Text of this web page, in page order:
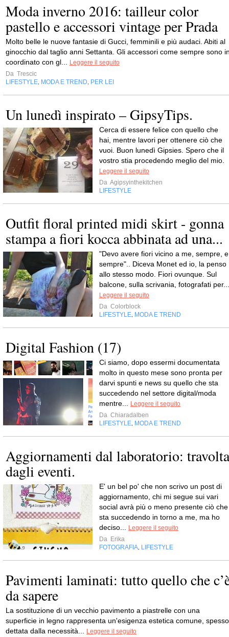
Moda inverno 2016: tailleur color
pastello e accessori vintage per Prada
Molto belle le nuove fantasie di Gucci, femminili e più audaci. Abiti al
ginocchio dal taglio anni Settanta. Gli accessori come sempre sono
coordinato con gl...
Leggere il seguito
Da Trescic
LIFESTYLE MODA E TREND PER LEI
Un lunedì inspirato – GipsyTips.
Cerca di essere felice con quello che
hai, mentre lavori per ottenere ciò che
vuoi. Buon lunedì Gipsies. Spero che il
vostro stia procedendo meglio del mio.
Leggere il seguito
Da Agipsyinthekitchen
LIFESTYLE
Outfit floral printed midi skirt - gonna
stampa a fiori kocca abbinata ad una...
"Devo avere fiori vicino a me, sempre, e
sempre".. Diceva Monet ed io, la penso
allo stesso modo. Fiori ovunque. Sul
balcone, sulla scrivania, fotografati per...
Leggere il seguito
Da Colorblock
LIFESTYLE MODA E TREND
Digital Fashion (17)
Ci siamo, dopo essermi documentata
molto in questo mese sono pronta per
darvi spunti e news su quello che sta
succedendo nel settore digital/moda
mentre...
Leggere il seguito
Da Chiaradalben
LIFESTYLE MODA E TREND
Aggiornamenti dal laboratorio: travolta
dagli eventi.
E' un bel po' che non scrivo un post di
aggiornamento, chi mi segue sui vari
social avrà più o meno presente ciò che
sta succedendo in torno a me, ma ho
deciso...
Leggere il seguito
Da Erika
FOTOGRAFIA LIFESTYLE
Pavimenti laminati: tutto quello che
da sapere
La sostituzione di un vecchio pavimento a piastrelle con una
superficie in legno rappresenta un'esigenza estetica comune, spesso
dettata dalla necessità...
Leggere il seguito